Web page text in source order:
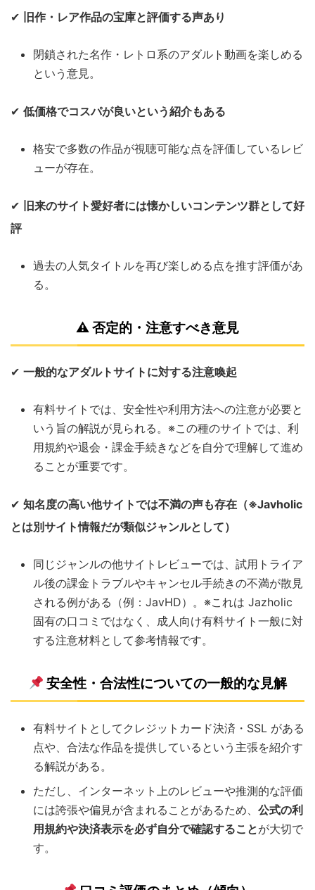
✔ 旧作・レア作品の宝庫と評価する声あり
閉鎖された名作・レトロ系のアダルト動画を楽しめる
という意見。
✔ 低価格でコスパが良いという紹介もある
格安で多数の作品が視聴可能な点を評価しているレビ
ューが存在。
✔ 旧来のサイト愛好者には懐かしいコンテンツ群として好
評
過去の人気タイトルを再び楽しめる点を推す評価があ
る。
⚠否定的・注意すべき意見
✔ 一般的なアダルトサイトに対する注意喚起
有料サイトでは、安全性や利用方法への注意が必要と
いう旨の解説が見られる。※この種のサイトでは、利
用規約や退会・課金手続きなどを自分で理解して進め
ることが重要です。
✔ 知名度の高い他サイトでは不満の声も存在（※Javholic
とは別サイト情報だが類似ジャンルとして）
同じジャンルの他サイトレビューでは、試用トライア
ル後の課金トラブルやキャンセル手続きの不満が散見
される例がある（例：JavHD）。※これは Jazholic
固有の口コミではなく、成人向け有料サイト一般に対
する注意材料として参考情報です。
安全性・合法性についての一般的な見解
有料サイトとしてクレジットカード決済・SSL がある
点や、合法な作品を提供しているという主張を紹介す
る解説がある。
ただし、インターネット上のレビューや推測的な評価
には誇張や偏見が含まれることがあるため、 公式の利
用規約や決済表示を必ず自分で確認することが大切で
す。